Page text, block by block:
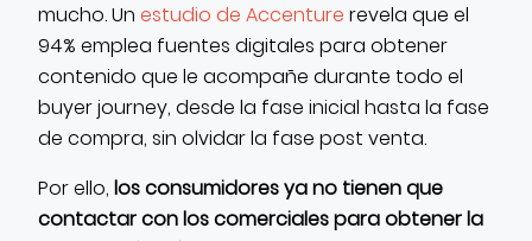
mucho. Un estudio de Accenture revela que el
94% emplea fuentes digitales para obtener
contenido que le acompañe durante todo el
buyer journey, desde la fase inicial hasta la fase
de compra, sin olvidar la fase post venta.
Por ello, los consumidores ya no tienen que
contactar con los comerciales para obtener la